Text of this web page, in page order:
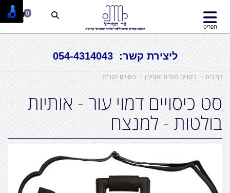
ליצירת קשר: 054-4314043
תפריט
0
דף בית כיסויים לטלית ותפילין כיסויים לטו''ת
סט כיסויים דמוי עור - אותיות
בולטות - למנצח